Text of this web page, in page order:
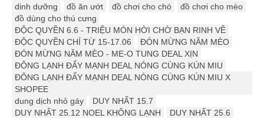
dinh dưỡng
đồ ăn ướt đồ chơi cho chó
đồ chơi cho mèo
đồ dùng cho thú cưng
ĐỘC QUYỀN 6.6 - TRIỆU MÓN HỜI CHỜ BẠN RINH VỀ
ĐỘC QUYỀN CHỈ TỪ 15-17.06
ĐÓN MỪNG NĂM MÈO
ĐÓN MỪNG NĂM MÈO - ME-O TUNG DEAL XỊN
ĐÔNG LẠNH ĐẨY MẠNH DEAL NÓNG CÙNG KÚN MIU
ĐÔNG LẠNH ĐẨY MẠNH DEAL NÓNG CÙNG KÚN MIU X
SHOPEE
dung dịch nhỏ gáy
DUY NHẤT 15.7
DUY NHẤT 25.12 ️️NOEL KHÔNG LẠNH
DUY NHẤT 25.6